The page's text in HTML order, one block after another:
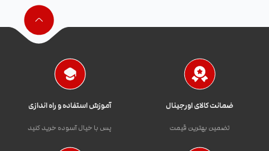
ضمانت کالای اورجینال
تضمین بهترین قیمت
آموزش استفاده و راه اندازی
پس با خیال آسوده خرید کنید